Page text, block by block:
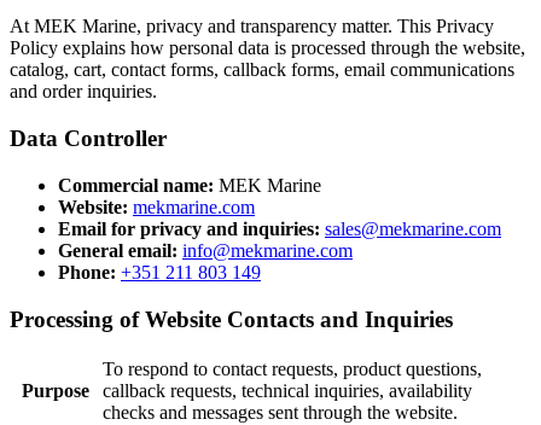
At MEK Marine, privacy and transparency matter. This Privacy
Policy explains how personal data is processed through the website,
catalog, cart, contact forms, callback forms, email communications
and order inquiries.
Data Controller
Commercial name: MEK Marine
Website: mekmarine.com
Email for privacy and inquiries: sales@mekmarine.com
General email: info@mekmarine.com
Phone: +351 211 803 149
Processing of Website Contacts and Inquiries
Purpose
To respond to contact requests, product questions,
callback requests, technical inquiries, availability
checks and messages sent through the website.